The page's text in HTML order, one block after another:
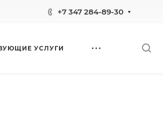
+7 347 284-89-30
УСЛУГИ